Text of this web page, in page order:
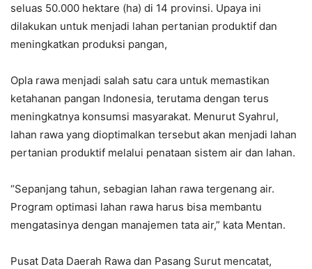
seluas 50.000 hektare (ha) di 14 provinsi. Upaya ini
dilakukan untuk menjadi lahan pertanian produktif dan
meningkatkan produksi pangan,
Opla rawa menjadi salah satu cara untuk memastikan
ketahanan pangan Indonesia, terutama dengan terus
meningkatnya konsumsi masyarakat. Menurut Syahrul,
lahan rawa yang dioptimalkan tersebut akan menjadi lahan
pertanian produktif melalui penataan sistem air dan lahan.
“Sepanjang tahun, sebagian lahan rawa tergenang air.
Program optimasi lahan rawa harus bisa membantu
mengatasinya dengan manajemen tata air,” kata Mentan.
Pusat Data Daerah Rawa dan Pasang Surut mencatat,